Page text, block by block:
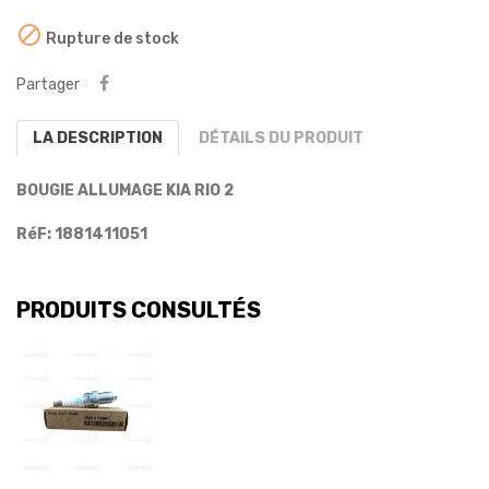
 Rupture de stock
Partager
LA DESCRIPTION DÉTAILS DU PRODUIT
BOUGIE ALLUMAGE KIA RIO 2
RéF: 1881411051
PRODUITS CONSULTÉS